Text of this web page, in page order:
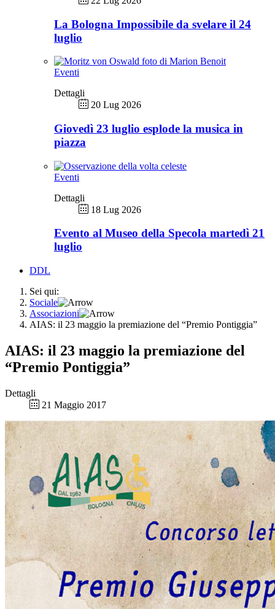
La Bologna Impossibile da svelare il 24
luglio
Eventi
Dettagli
20 Lug 2026
Giovedì 23 luglio esplode la musica in
piazza
Eventi
Dettagli
18 Lug 2026
Evento al Museo della Specola martedì 21
luglio
DDL
Sei qui:
Sociale
Associazioni
AIAS: il 23 maggio la premiazione del “Premio Pontiggia”
AIAS: il 23 maggio la premiazione del
“Premio Pontiggia”
Dettagli
21 Maggio 2017